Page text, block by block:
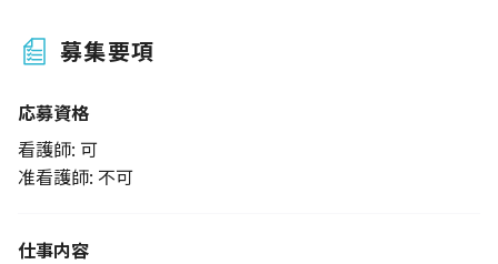
募集要項
応募資格
看護師: 可
准看護師: 不可
仕事内容